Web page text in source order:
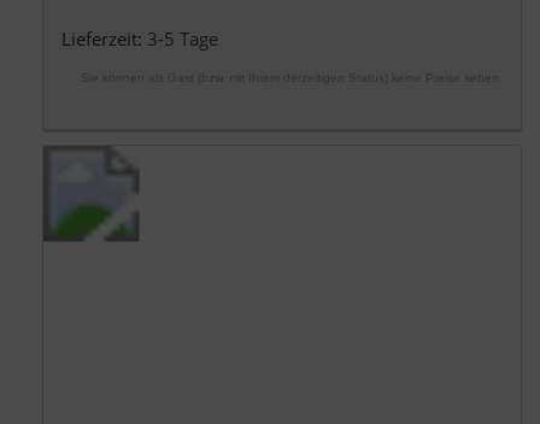
Lieferzeit: 3-5 Tage
Sie können als Gast (bzw. mit Ihrem derzeitigen Status) keine Preise sehen.